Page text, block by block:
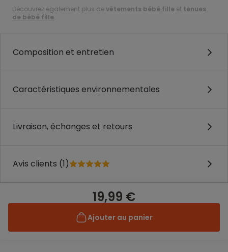
Découvrez également plus devêtements bébé fille et tenues
de bébé fille.
Composition et entretien
Caractéristiques environnementales
Livraison, échanges et retours
Avis clients (1)
19,99 €
Ajouter au panier